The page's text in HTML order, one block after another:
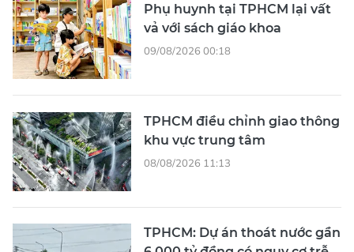
Phụ huynh tại TPHCM lại vất
vả với sách giáo khoa
09/08/2026 00:18
TPHCM điều chỉnh giao thông
khu vực trung tâm
08/08/2026 11:13
TPHCM: Dự án thoát nước gần